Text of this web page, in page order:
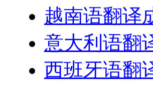
越南语翻译
意大利语翻
西班牙语翻